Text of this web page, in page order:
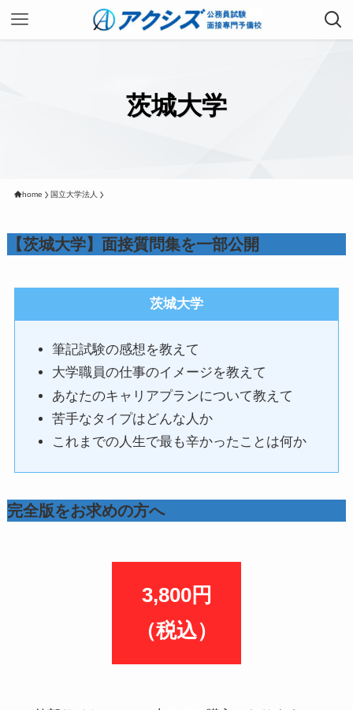
茨城大学
home 国立大学法人
【茨城大学】面接質問集を一部公開
茨城大学
筆記試験の感想を教えて
大学職員の仕事のイメージを教えて
あなたのキャリアプランについて教えて
苦手なタイプはどんな人か
これまでの人生で最も辛かったことは何か
完全版をお求めの方へ
3,800円
（税込）